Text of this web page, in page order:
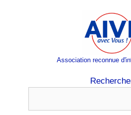
Association reconnue